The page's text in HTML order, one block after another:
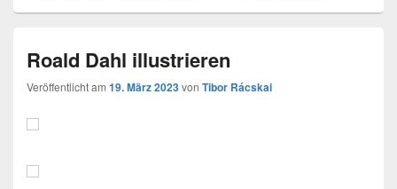
Roald Dahl illustrieren
Veröffentlicht am 19. März 2023von Tibor Rácskai